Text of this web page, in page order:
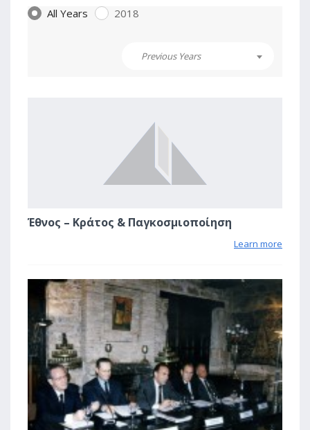
All Years 2018
Previous Years
Έθνος – Κράτος & Παγκοσμιοποίηση
Learn more